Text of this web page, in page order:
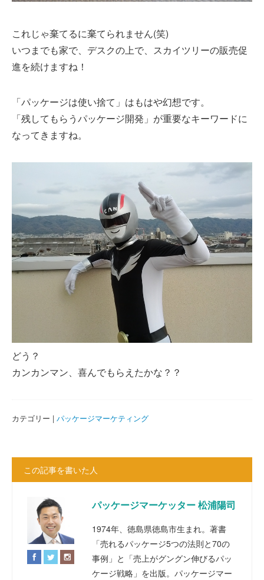
これじゃ棄てるに棄てられません(笑)
いつまでも家で、デスクの上で、スカイツリーの販売促
進を続けますね！
「パッケージは使い捨て」はもはや幻想です。
「残してもらうパッケージ開発」が重要なキーワードに
なってきますね。
どう？
カンカンマン、喜んでもらえたかな？？
カテゴリー | パッケージマーケティング
この記事を書いた人
パッケージマーケッター 松浦陽司
1974年、徳島県徳島市生まれ。著書
「売れるパッケージ5つの法則と70の
事例」と「売上がグングン伸びるパッ
ケージ戦略」を出版。パッケージマー